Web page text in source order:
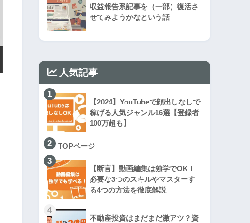
収益報告系記事を（一部）復活さ
せてみようかなという話
人気記事
1
【2024】YouTubeで顔出しなしで
稼げる人気ジャンル16選【登録者
100万超も】
2 TOPページ
3
【断言】動画編集は独学でOK！
必要な3つのスキルやマスターす
る4つの方法を徹底解説
4
不動産投資はまだまだ激アツ？資